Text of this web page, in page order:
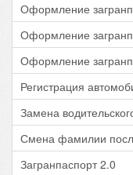
Оформление
Оформление
Оформление
Регистрация
Замена
Смена фамилии
Загранпаспорт 2.0